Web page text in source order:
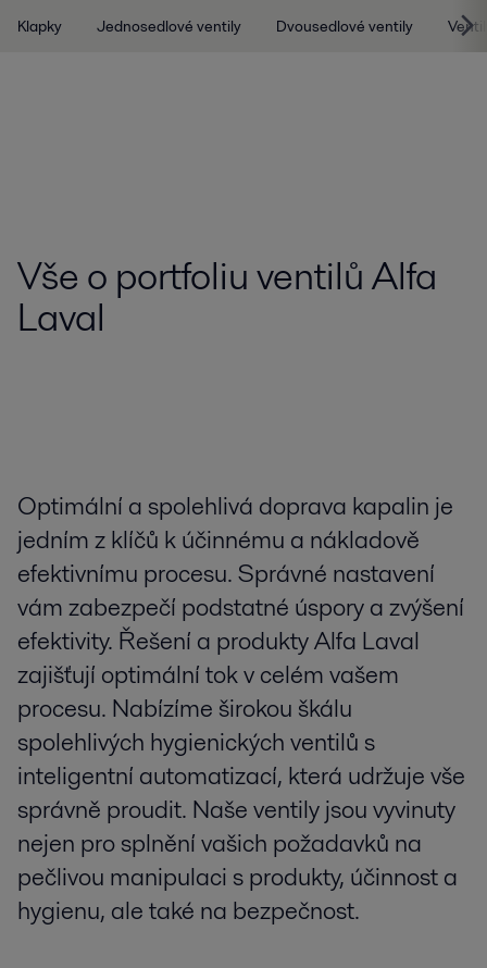
Klapky Jednosedlové ventily Dvousedlové ventily
Vše o portfoliu ventilů Alfa
Laval
Optimální a spolehlivá doprava kapalin je
jedním z klíčů k účinnému a nákladově
efektivnímu procesu. Správné nastavení
vám zabezpečí podstatné úspory a zvýšení
efektivity. Řešení a produkty Alfa Laval
zajišťují optimální tok v celém vašem
procesu. Nabízíme širokou škálu
spolehlivých hygienických ventilů s
inteligentní automatizací, která udržuje vše
správně proudit. Naše ventily jsou vyvinuty
nejen pro splnění vašich požadavků na
pečlivou manipulaci s produkty, účinnost a
hygienu, ale také na bezpečnost.